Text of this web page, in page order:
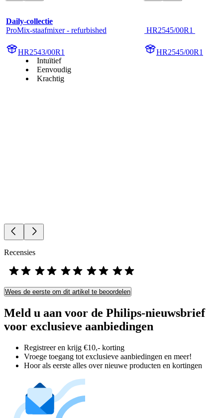
Daily-collectie
ProMix-staafmixer - refurbished
HR2543/00R1
Intuïtief
Eenvoudig
Krachtig
HR2545/00R1
HR2545/00R1
Recensies
Wees de eerste om dit artikel te beoordelen
Meld u aan voor de Philips-nieuwsbrief
voor exclusieve aanbiedingen
Registreer en krijg €10,- korting
Vroege toegang tot exclusieve aanbiedingen en meer!
Hoor als eerste alles over nieuwe producten en kortingen